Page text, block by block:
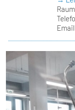
Raum
Email